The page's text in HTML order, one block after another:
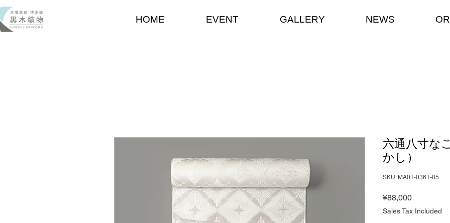
HOME EVENT GALLERY NEWS
六通八寸な
かし）
SKU: MA01-0361-05
¥88,000Price
Sales Tax Included